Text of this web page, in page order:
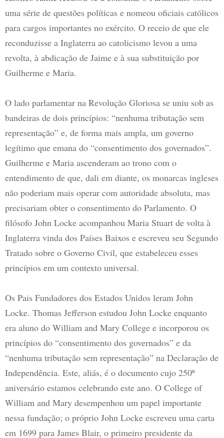
uma série de questões políticas e nomeou oficiais católicos
para cargos importantes no exército. O receio de que ele
reconduzisse a Inglaterra ao catolicismo levou a uma
revolta, à abdicação de Jaime e à sua substituição por
Guilherme e Maria.
O lado parlamentar na Revolução Gloriosa se uniu sob as
bandeiras de dois princípios: “nenhuma tributação sem
representação” e, de forma mais ampla, um governo
legítimo que emana do “consentimento dos governados”.
Guilherme e Maria ascenderam ao trono com o
entendimento de que, dali em diante, os monarcas ingleses
não poderiam mais operar com autoridade absoluta, mas
precisariam obter o consentimento do Parlamento. O
filósofo John Locke acompanhou Maria Stuart de volta à
Inglaterra vinda dos Países Baixos e escreveu seu Segundo
Tratado sobre o Governo Civil, que estabeleceu esses
princípios em um contexto universal.
Os Pais Fundadores dos Estados Unidos leram John
Locke. Thomas Jefferson estudou John Locke enquanto
era aluno do William and Mary College e incorporou os
princípios do “consentimento dos governados” e da
“nenhuma tributação sem representação” na Declaração de
Independência. Este, aliás, é o documento cujo 250º
aniversário estamos celebrando este ano. O College of
William and Mary desempenhou um papel importante
nessa fundação; o próprio John Locke escreveu uma carta
em 1699 para James Blair, o primeiro presidente da